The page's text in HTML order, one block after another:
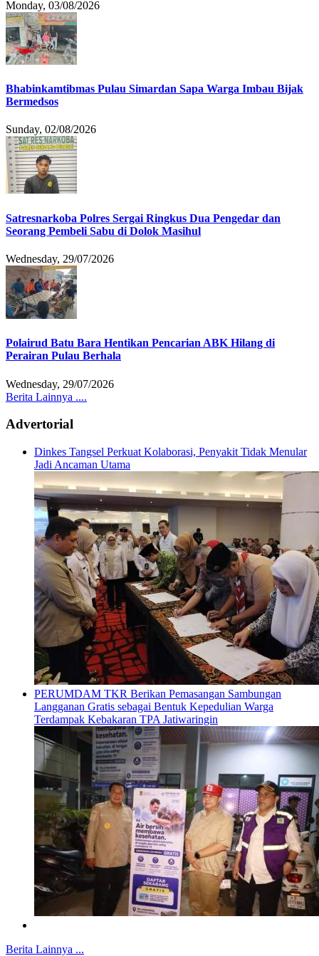
Monday, 03/08/2026
Bhabinkamtibmas Pulau Simardan Sapa Warga Imbau Bijak
Bermedsos
Sunday, 02/08/2026
Satresnarkoba Polres Sergai Ringkus Dua Pengedar dan
Seorang Pembeli Sabu di Dolok Masihul
Wednesday, 29/07/2026
Polairud Batu Bara Hentikan Pencarian ABK Hilang di
Perairan Pulau Berhala
Wednesday, 29/07/2026
Berita Lainnya ....
Advertorial
Dinkes Tangsel Perkuat Kolaborasi, Penyakit Tidak Menular
Jadi Ancaman Utama
PERUMDAM TKR Berikan Pemasangan Sambungan
Langganan Gratis sebagai Bentuk Kepedulian Warga
Terdampak Kebakaran TPA Jatiwaringin
Berita Lainnya ...